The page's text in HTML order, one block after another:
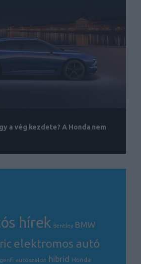
a vég kezdete? A Honda nem
hírek Bentley BMW
elektromos autó
genfi autószalon hibrid Honda